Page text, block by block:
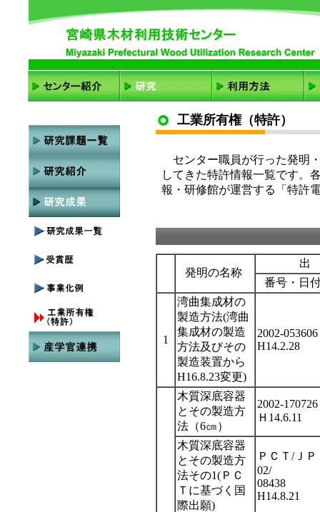
工業所有権（特許）
センター職員が行った発明
してきた特許情報一覧です。
報・研修館が運営する「特許
発明の名称
番号・日
1
湾曲集成材の
製造方法(湾曲
集成材の製造
方法及びその
製造装置から
H16.8.23変更)
2002-053606
H14.2.28
木質深底容器
とその製造方
法（6㎝）
2002-170726
Ｈ14.6.11
木質深底容器
とその製造方
法その1(ＰＣ
Ｔに基づく国
際出願)
ＰＣＴ/ＪＰ
02/
08438
H14.8.21